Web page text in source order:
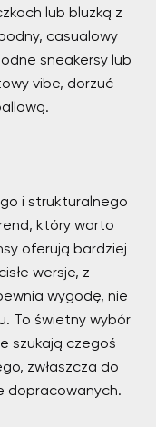
lub bluzką z
casualowy
sneakersy lub
vibe, dorzuć
i strukturalnego
który warto
oferują bardziej
wersje, z
wygodę, nie
To świetny wybór
szukają czegoś
zwłaszcza do
dopracowanych.